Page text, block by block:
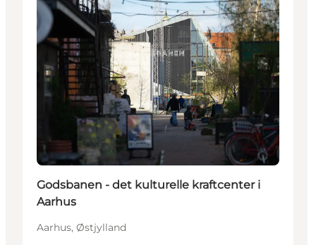
Godsbanen - det kulturelle kraftcenter i
Aarhus
Aarhus, Østjylland